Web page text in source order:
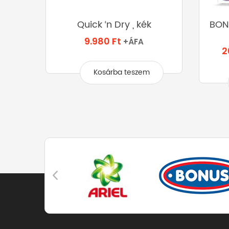
Quick ‘n Dry , kék
9.980 Ft +ÁFA
Kosárba teszem